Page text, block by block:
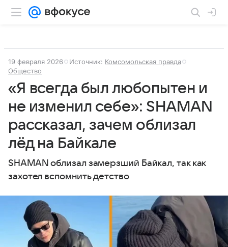
19 февраля 2026 Источник: Комсомольская правда
Общество
«Я всегда был любопытен и
не изменил себе»: SHAMAN
рассказал, зачем облизал
лёд на Байкале
SHAMAN облизал замерзший Байкал, так как
захотел вспомнить детство